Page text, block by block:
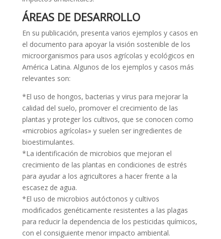
ÁREAS DE DESARROLLO
En su publicación, presenta varios ejemplos y casos en
el documento para apoyar la visión sostenible de los
microorganismos para usos agrícolas y ecológicos en
América Latina. Algunos de los ejemplos y casos más
relevantes son:
*El uso de hongos, bacterias y virus para mejorar la
calidad del suelo, promover el crecimiento de las
plantas y proteger los cultivos, que se conocen como
«microbios agrícolas» y suelen ser ingredientes de
bioestimulantes.
*La identificación de microbios que mejoran el
crecimiento de las plantas en condiciones de estrés
para ayudar a los agricultores a hacer frente a la
escasez de agua.
*El uso de microbios autóctonos y cultivos
modificados genéticamente resistentes a las plagas
para reducir la dependencia de los pesticidas químicos,
con el consiguiente menor impacto ambiental.